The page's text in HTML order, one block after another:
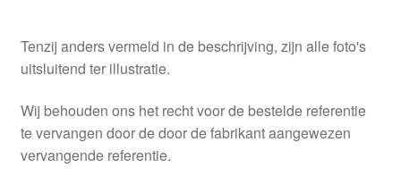
Tenzij anders vermeld in de beschrijving, zijn alle foto's
uitsluitend ter illustratie.
Wij behouden ons het recht voor de bestelde referentie
te vervangen door de door de fabrikant aangewezen
vervangende referentie.